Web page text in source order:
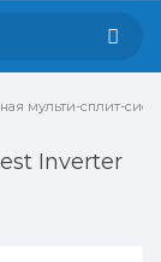
мульти-сплит-
Inverter